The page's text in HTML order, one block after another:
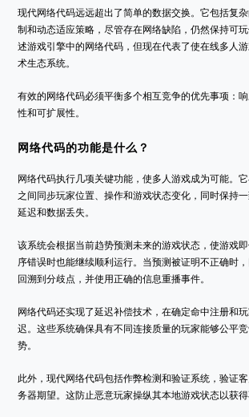
现代网络代码远远超出了简单的数据交换。它包括复
制和动态适应策略，尽管存在网络缺陷，仍然保持可
述游戏引擎中的网络代码，但现在代表了使在线多人
术生态系统。
有效的网络代码必须平衡多个相互竞争的优先事项：
性和可扩展性。
网络代码的功能是什么？
网络代码执行几项关键功能，使多人游戏成为可能。
之间同步玩家位置、操作和游戏状态变化，同时保持
延迟和数据丢失。
该系统会根据当前趋势预测未来的游戏状态，使游戏
序错误时也能继续顺利运行。当预测被证明不正确时
回溯到分歧点，并使用正确的信息重播事件。
网络代码还实现了延迟补偿技术，在确定命中注册和
迟。这些系统确保具有不同连接质量的玩家能够公平
势。
此外，现代网络代码包括作弊检测和验证系统，验证
务器期望。这防止恶意玩家操纵其本地游戏状态以获得